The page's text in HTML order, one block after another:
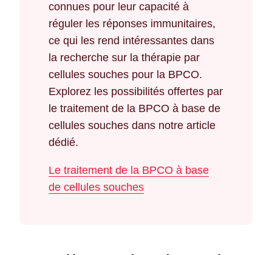
connues pour leur capacité à
réguler les réponses immunitaires,
ce qui les rend intéressantes dans
la recherche sur la thérapie par
cellules souches pour la BPCO.
Explorez les possibilités offertes par
le traitement de la BPCO à base de
cellules souches dans notre article
dédié.
Le traitement de la BPCO à base
de cellules souches